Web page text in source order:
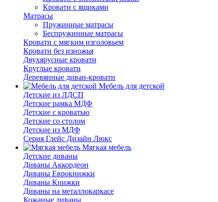
Кровати с ящиками
Матрасы
Пружинные матрасы
Беспружинные матрасы
Кровати с мягким изголовьем
Кровати без изножья
Двухярусные кровати
Круглые кровати
Деревянные диван-кровати
Мебель для детской
Детские из ЛДСП
Детские рамка МДФ
Детские с кроватью
Детские со столом
Детские из МДФ
Серия Глейс Дизайн Люкс
Мягкая мебель
Детские диваны
Диваны Аккордеон
Диваны Еврокнижки
Диваны Книжки
Диваны на металлокаркасе
Кожаные диваны